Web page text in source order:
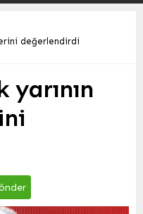
değerlendirdi
yarının